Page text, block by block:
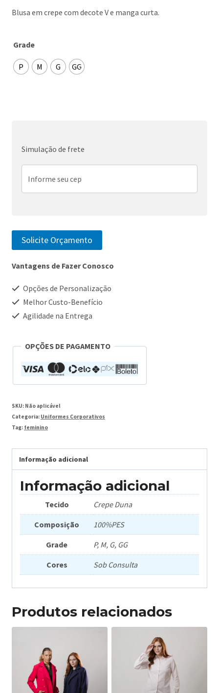
Blusa em crepe com decote V e manga curta.
Grade
P M G GG
Simulação de frete
Solicite Orçamento
Vantagens de Fazer Conosco
Opções de Personalização
Melhor Custo-Benefício
Agilidade na Entrega
OPÇÕES DE PAGAMENTO
SKU: Não aplicável
Categoria: Uniformes Corporativos
Tag: feminino
Informação adicional
Informação adicional
Tecido Crepe Duna
Composição 100%PES
Grade P, M, G, GG
Cores Sob Consulta
Produtos relacionados